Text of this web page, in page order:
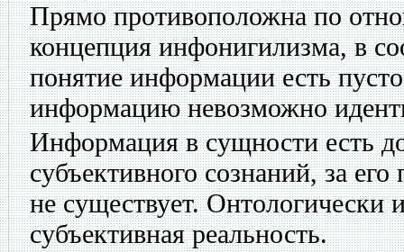
Прямо противоположна по
концепция инфонигилизма, в
понятие информации есть
информацию невозможно
Информация в сущности есть
субъективного сознаний, за
не существует. Онтологически
субъективная реальность.